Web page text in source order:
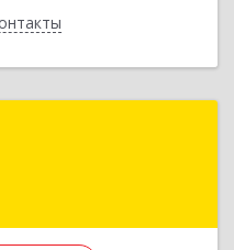
ул, дом № 30,